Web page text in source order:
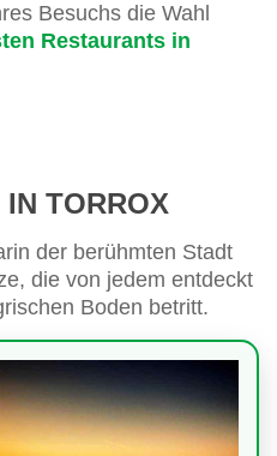
Besuchs die Wahl
Restaurants in
TORROX
der berühmten Stadt
die von jedem entdeckt
Boden betritt.